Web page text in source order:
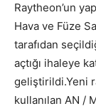
Raytheon’un
Hava ve Füze
tarafıdan
açtığı ihaleye
geliştirildi.Yeni
kullanılan AN /